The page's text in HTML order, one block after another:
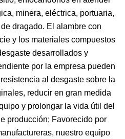
minera, eléctrica, portuaria,
dragado. El alambre con
y los materiales compuestos
desarrollados y
por la empresa pueden
al desgaste sobre la
reducir en gran medida
y prolongar la vida útil del
producción; Favorecido por
nuestro equipo